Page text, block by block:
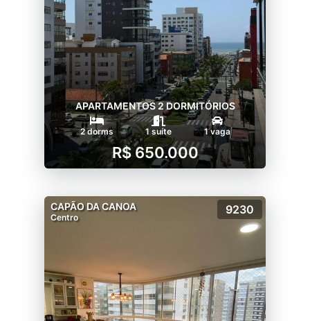
APARTAMENTOS 2 DORMITÓRIOS
2 dorms 1 suíte 1 vaga
R$ 650.000
CAPÃO DA CANOA
Centro
9230